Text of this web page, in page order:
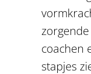
coachen
stapjes